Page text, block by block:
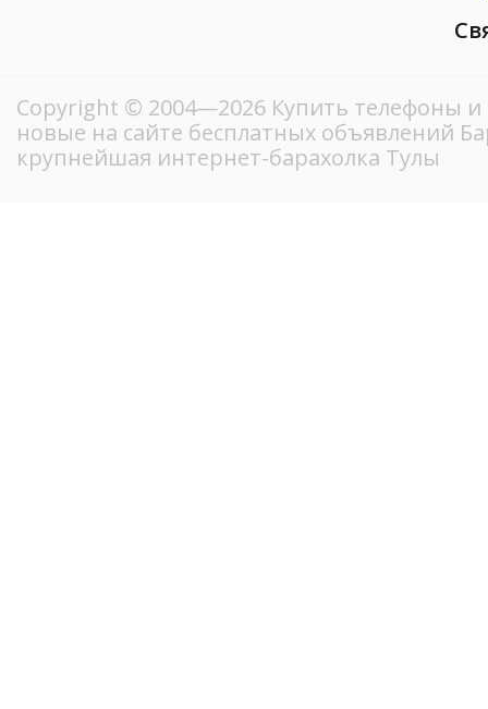
Copyright © 2004—2026 Купить телефоны и
новые на сайте бесплатных объявлений
крупнейшая интернет-барахолка Тулы